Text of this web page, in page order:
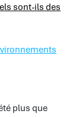
sont-ils des
plus que